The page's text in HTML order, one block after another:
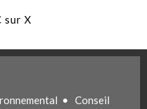
sur X
• Conseil